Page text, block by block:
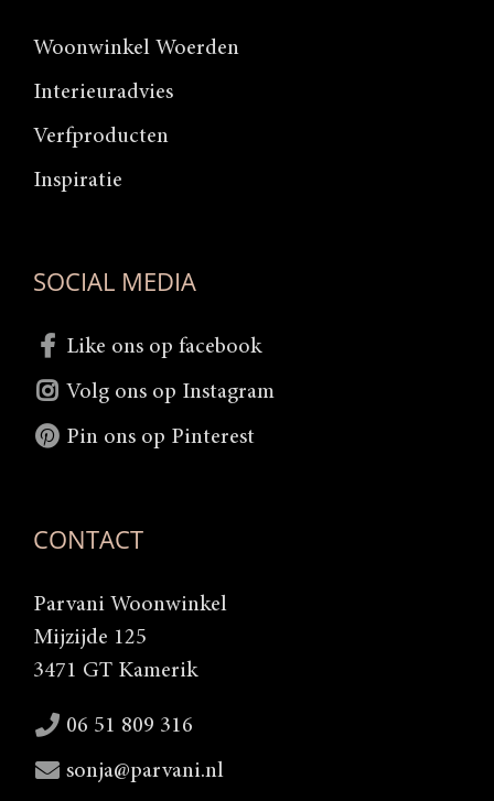
Woonwinkel Woerden
Interieuradvies
Verfproducten
Inspiratie
SOCIAL MEDIA
Like ons op facebook
Volg ons op Instagram
Pin ons op Pinterest
CONTACT
Parvani Woonwinkel
Mijzijde 125
3471 GT Kamerik
06 51 809 316
sonja@parvani.nl